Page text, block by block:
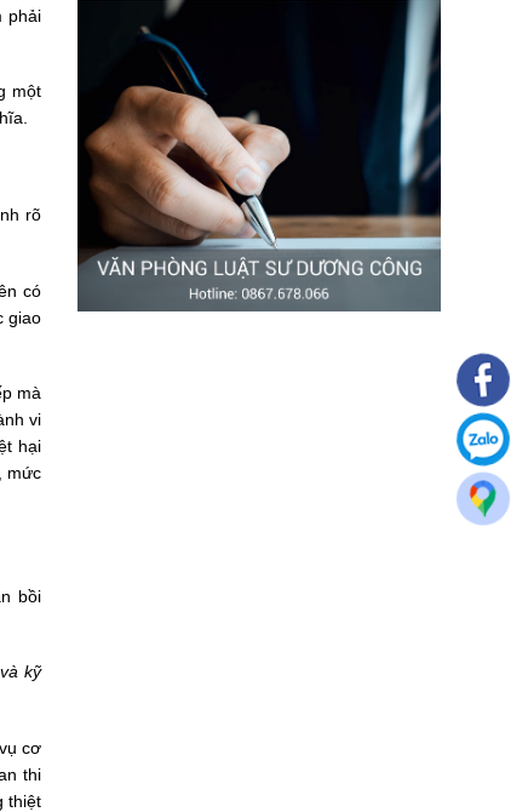
phải
một
rõ
có
giao
mà
vi
hại
mức
bồi
kỹ
cơ
thi
thiệt